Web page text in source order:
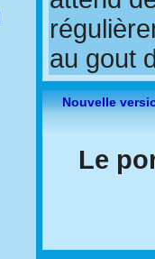
au gout
Nouvelle
Le